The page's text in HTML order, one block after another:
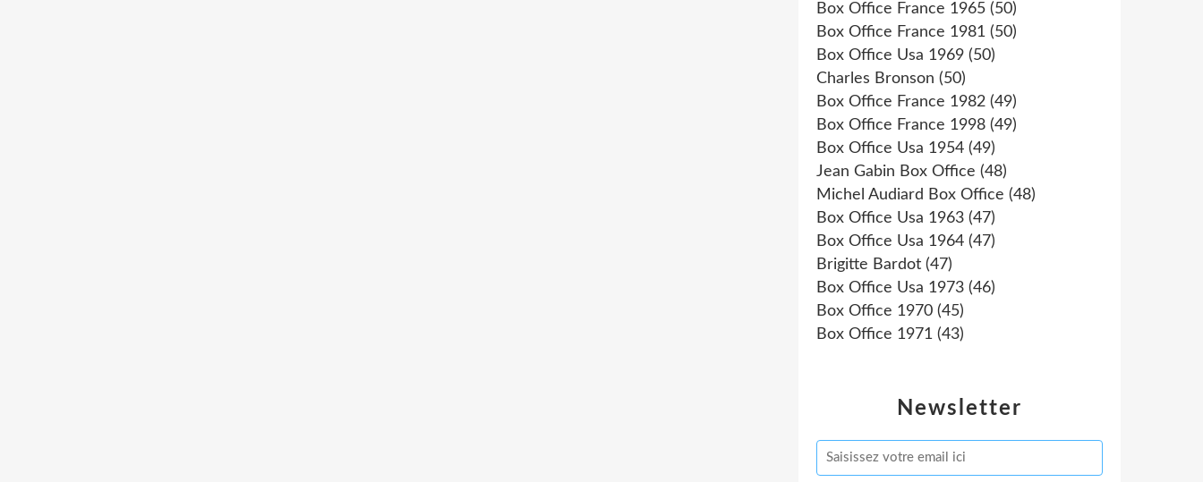
Newsletter
Box Office France 1965 (50)
Box Office France 1981 (50)
Box Office Usa 1969 (50)
Charles Bronson (50)
Box Office France 1982 (49)
Box Office France 1998 (49)
Box Office Usa 1954 (49)
Jean Gabin Box Office (48)
Michel Audiard Box Office (48)
Box Office Usa 1963 (47)
Box Office Usa 1964 (47)
Brigitte Bardot (47)
Box Office Usa 1973 (46)
Box Office 1970 (45)
Box Office 1971 (43)